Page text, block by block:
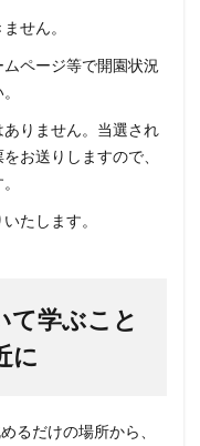
せん。
ページ等で開園状況
りません。当選され
お送りしますので、
たします。
て学ぶこと
に
るだけの場所から、